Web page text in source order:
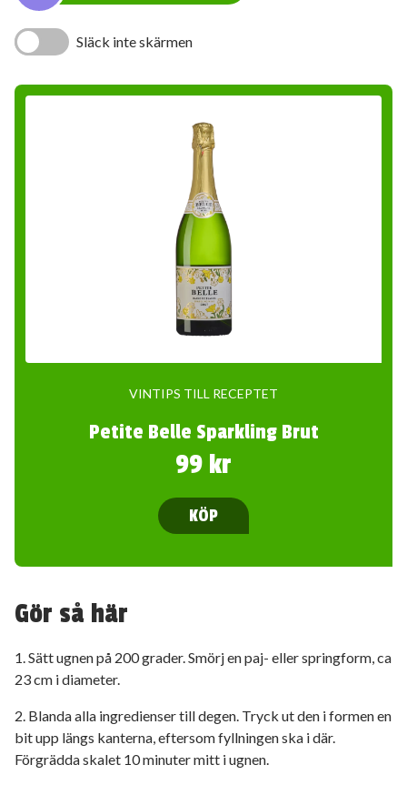
Släck inte skärmen
VINTIPS TILL RECEPTET
Petite Belle Sparkling Brut
99 kr
KÖP
Gör så här
1. Sätt ugnen på 200 grader. Smörj en paj- eller springform, ca
23 cm i diameter.
2. Blanda alla ingredienser till degen. Tryck ut den i formen en
bit upp längs kanterna, eftersom fyllningen ska i där.
Förgrädda skalet 10 minuter mitt i ugnen.